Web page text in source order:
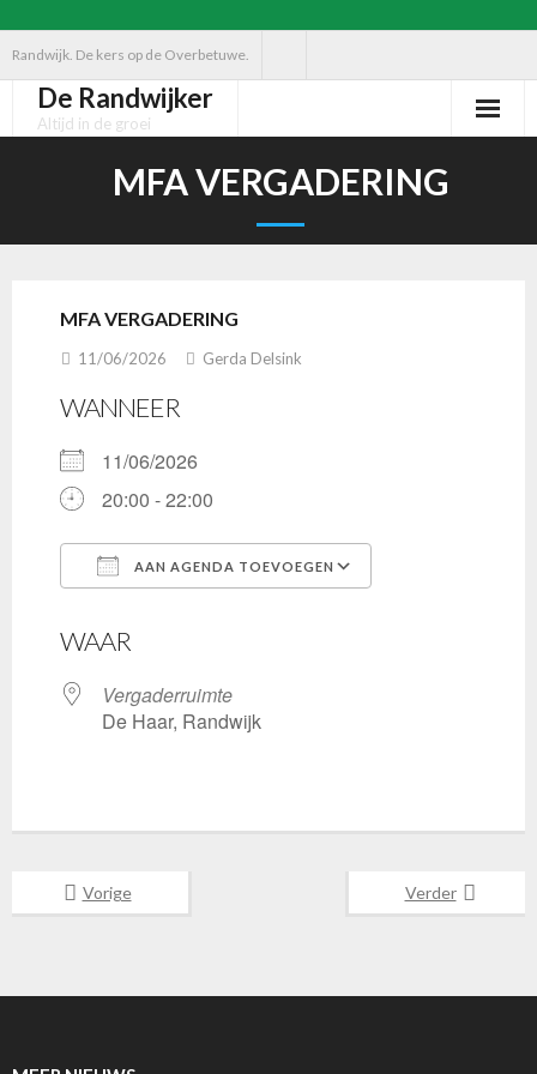
inhoud
Randwijk. De kers op de Overbetuwe.
De Randwijker
Altijd in de groei
MFA VERGADERING
MFA VERGADERING
11/06/2026 Gerda Delsink
WANNEER
11/06/2026
20:00 - 22:00
AAN AGENDA TOEVOEGEN
WAAR
Vergaderruimte
De Haar, Randwijk
Vorige Verder